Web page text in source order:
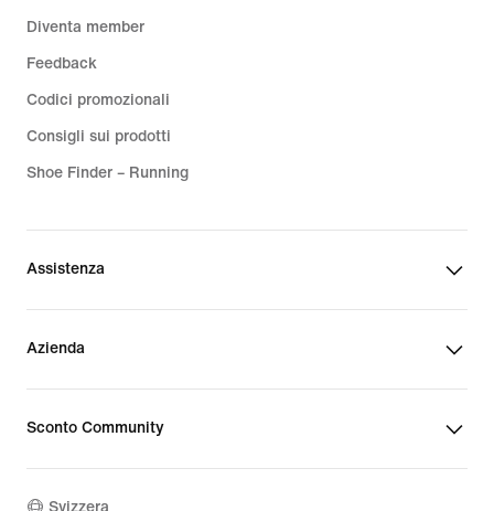
Diventa member
Feedback
Codici promozionali
Consigli sui prodotti
Shoe Finder – Running
Assistenza
Azienda
Sconto Community
Svizzera